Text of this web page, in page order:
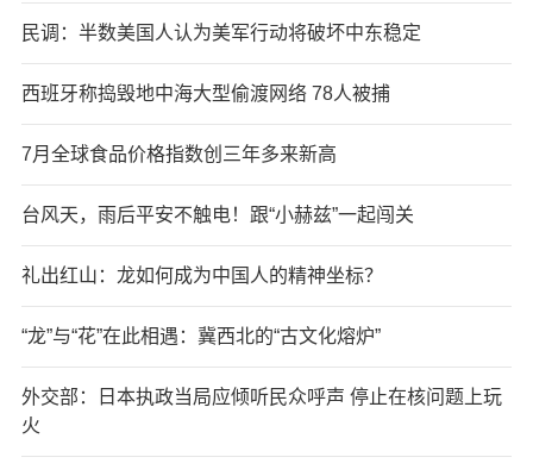
民调：半数美国人认为美军行动将破坏中东稳定
西班牙称捣毁地中海大型偷渡网络 78人被捕
7月全球食品价格指数创三年多来新高
台风天，雨后平安不触电！跟“小赫兹”一起闯关
礼出红山：龙如何成为中国人的精神坐标？
“龙”与“花”在此相遇：冀西北的“古文化熔炉”
外交部：日本执政当局应倾听民众呼声 停止在核问题上玩
火